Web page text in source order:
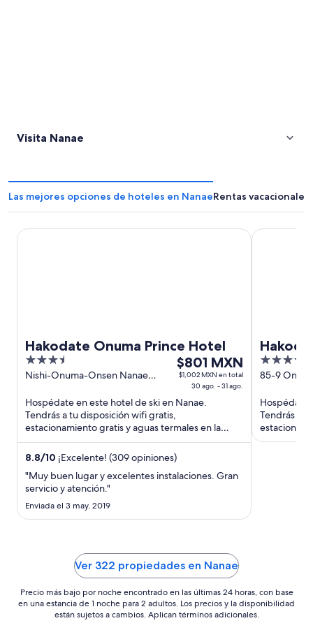
Visita Nanae
Las mejores opciones de hoteles en NanaeRentas vacacionales
Hakodate Onuma Prince Hotel
3.5
out
5
Nishi-Onuma-Onsen Nanae
El
precio
de
por
del
30
31
$801 MXN
$1,002 MXN en total
30 ago. - 31 ago.
Hospédate en este hotel de ski en Nanae.
Tendrás a tu disposición wifi gratis,
estacionamiento gratis y aguas termales en la
propiedad. Estarás muy cerca de ...
8.8/10 ¡Excelente! (309 opiniones)
"Muy buen lugar y excelentes instalaciones. Gran
servicio y atención."
Enviada el 3 may. 2019
Hakodate Onuma Prince Hotel
EPUY
3.5
out
5
85-9
Hospédate
Tendrás a
propiedad.
Hakodate
Ver 322 propiedades en Nanae
Precio más bajo por noche encontrado en las últimas 24 horas, con base
en una estancia de 1 noche para 2 adultos. Los precios y la disponibilidad
están sujetos a cambios. Aplican términos adicionales.